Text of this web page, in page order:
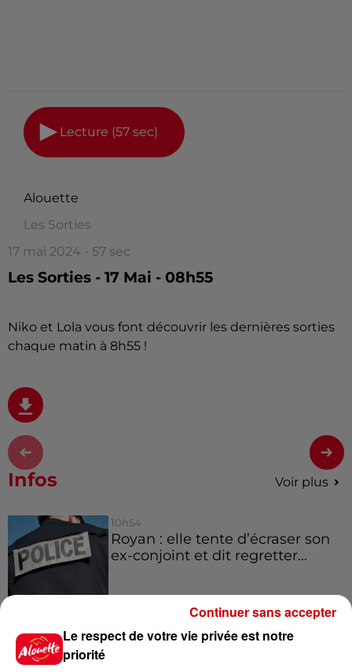
Lecture (57 sec)
Alouette
Les Sorties
17 mai 2024 - 57 sec
Les Sorties - 17 Mai - 08h55
Niko et Lola vous font découvrir les dernières sorties
chaque matin à 8h55 !
Infos Voir plus
10h54
Royan : elle tente d’écraser son
ex-conjoint et dit regretter...
Cambriolages : plus de 18 000
Le respect de votre vie privée est notre
priorité
Continuer sans accepter